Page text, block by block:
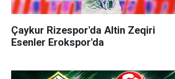
Çaykur Rizespor'da Altin Zeqiri
Esenler Erokspor'da